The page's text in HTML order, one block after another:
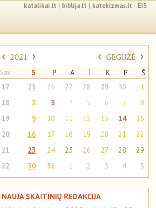
katalikai.lt | biblija.lt | katekizmas.lt | EIS
‹ 2021 › ‹ GEGUŽĖ ›
Sav. S P A T K P
Š
17
25 26 27 28 29 30
1
18
2 3 4 5 6 7
8
19
9 10 11 12 13 14
15
20
16 17 18 19 20 21
22
21
23 24 25 26 27 28
29
22
30 31 1 2 3 4 5
NAUJA SKAITINIŲ REDAKCIJA